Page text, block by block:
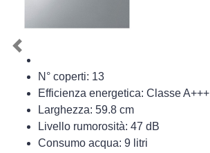
N° coperti: 13
Efficienza energetica: Classe A+++
Larghezza: 59.8 cm
Livello rumorosità: 47 dB
Consumo acqua: 9 litri
Previous